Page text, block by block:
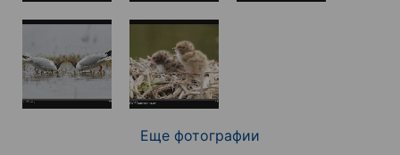
Еще фотографии